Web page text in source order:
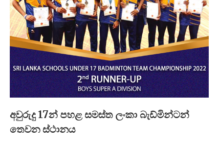
අවුරුදු 17න් පහළ සමස්ත ලංකා බැඩ්මින්ටන්
තෙවන ස්ථාන​ය